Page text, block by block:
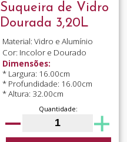
Suqueira de Vidro
Dourada 3,20L
Material: Vidro e Alumínio
Cor: Incolor e Dourado
Dimensões:
* Largura: 16.00cm
* Profundidade: 16.00cm
* Altura: 32.00cm
Quantidade: